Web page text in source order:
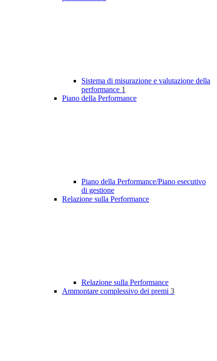
Sistema di misurazione e valutazione della
performance 1
Piano della Performance
Piano della Performance/Piano esecutivo
di gestione
Relazione sulla Performance
Relazione sulla Performance
Ammontare complessivo dei premi 3